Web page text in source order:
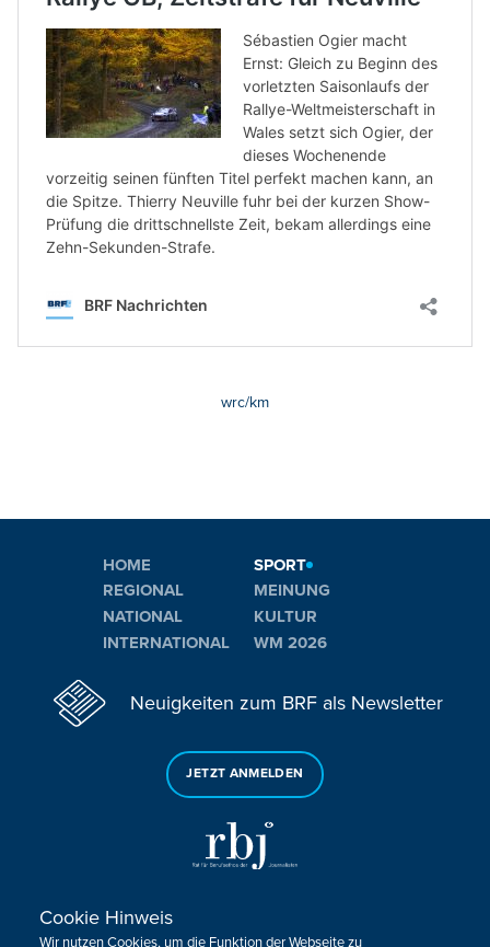
wrc/km
HOME
REGIONAL
NATIONAL
INTERNATIONAL
SPORT
MEINUNG
KULTUR
WM 2026
Neuigkeiten zum BRF als Newsletter
JETZT ANMELDEN
Sie haben noch Fragen oder Anmerkungen?
Cookie Hinweis
Wir nutzen Cookies, um die Funktion der Webseite zu